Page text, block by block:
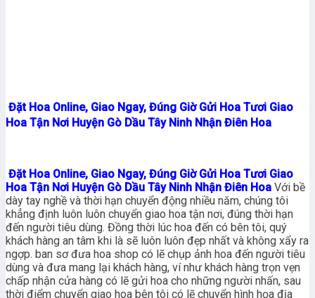
Đặt Hoa Online, Giao Ngay, Đúng Giờ Gửi Hoa Tươi Giao
Hoa Tận Nơi Huyện Gò Dầu Tây Ninh Nhận Điên Hoa
Đặt Hoa Online, Giao Ngay, Đúng Giờ Gửi Hoa Tươi Giao
Hoa Tận Nơi Huyện Gò Dầu Tây Ninh Nhận Điên Hoa Với bề
dày tay nghề và thời hạn chuyển động nhiều năm, chúng tôi
khẳng định luôn luôn chuyển giao hoa tận nơi, đúng thời hạn
đến người tiêu dùng. Đồng thời lúc hoa đến có bên tôi, quý
khách hàng an tâm khi là sẽ luôn luôn đẹp nhất và không xẩy ra
ngợp. ban sơ đưa hoa shop có lẽ chụp ảnh hoa đến người tiêu
dùng và đưa mang lại khách hàng, ví như khách hàng trọn vẹn
chấp nhận cửa hàng có lẽ gửi hoa cho những người nhấn, sau
thời điểm chuyển giao hoa bên tôi có lẽ chuyển hình họa địa